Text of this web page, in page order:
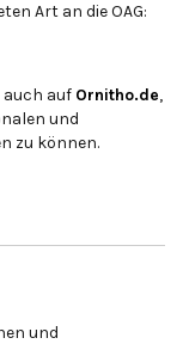
Art an die OAG:
auch auf Ornitho.de,
und
zu können.
und